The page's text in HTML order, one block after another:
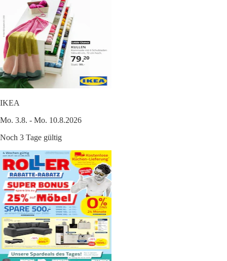
IKEA
Mo. 3.8. - Mo. 10.8.2026
Noch 3 Tage gültig